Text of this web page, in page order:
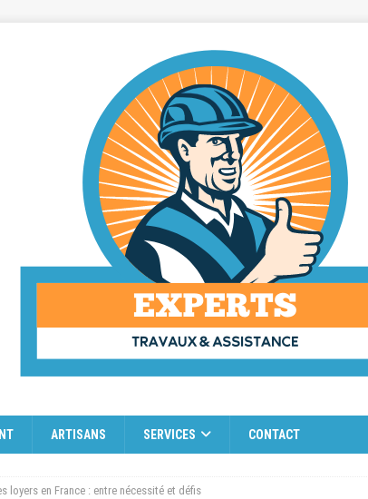
ARTISANS SERVICES CONTACT
loyers en France : entre nécessité et défis